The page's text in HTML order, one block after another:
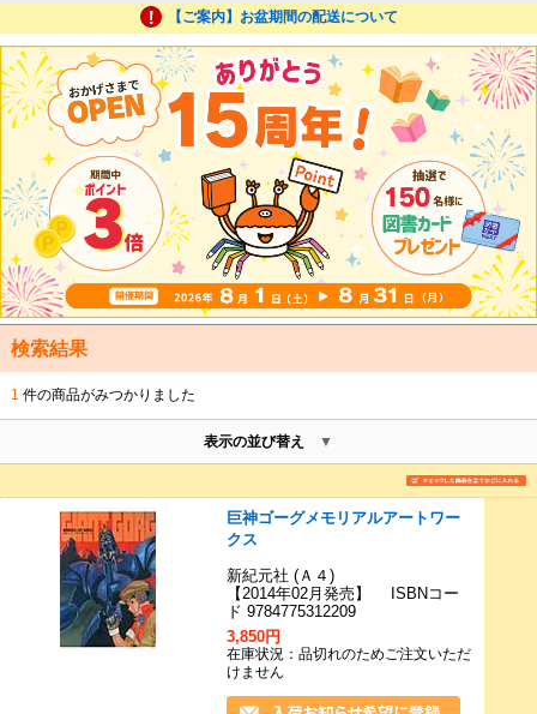
【ご案内】お盆期間の配送について
検索結果
1 件の商品がみつかりました
表示の並び替え
巨神ゴーグメモリアルアートワー
クス
新紀元社 (Ａ４)
【2014年02月発売】 ISBNコー
ド 9784775312209
3,850円
在庫状況：品切れのためご注文いただ
けません